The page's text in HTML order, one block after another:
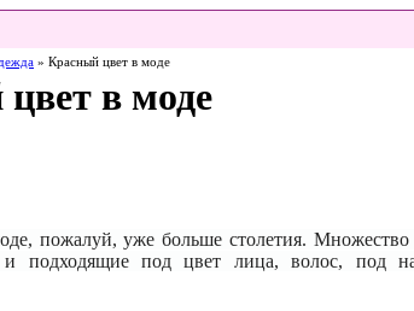
» Красный цвет в моде
в моде
пожалуй, уже больше столетия.
подходящие под цвет лица, волос, под